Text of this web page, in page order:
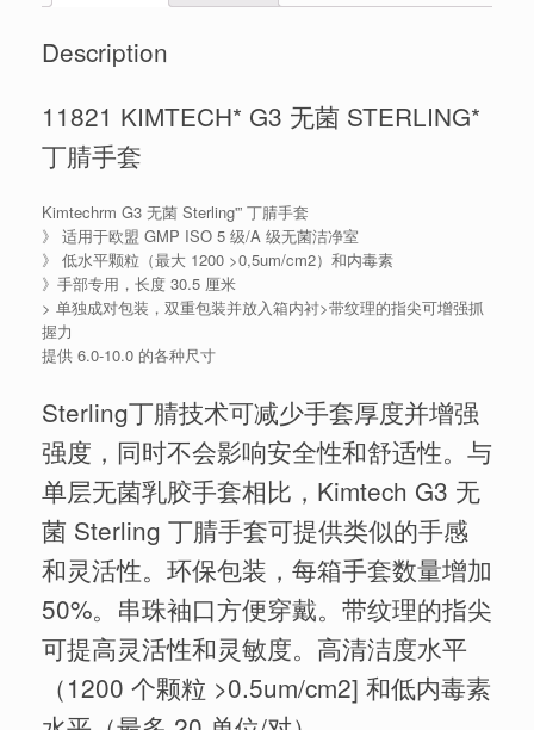
Description
11821 KIMTECH* G3 无菌 STERLING*
丁腈手套
Kimtechrm G3 无菌 Sterling'” 丁腈手套
》 适用于欧盟 GMP ISO 5 级/A 级无菌洁净室
》 低水平颗粒（最大 1200 >0,5um/cm2）和内毒素
》手部专用，长度 30.5 厘米
> 单独成对包装，双重包装并放入箱内衬>带纹理的指尖可增强抓
握力
提供 6.0-10.0 的各种尺寸
Sterling丁腈技术可减少手套厚度并增强
强度，同时不会影响安全性和舒适性。与
单层无菌乳胶手套相比，Kimtech G3 无
菌 Sterling 丁腈手套可提供类似的手感
和灵活性。 环保包装，每箱手套数量增加
50%。 串珠袖口方便穿戴。 带纹理的指尖
可提高灵活性和灵敏度。 高清洁度水平
（1200 个颗粒 >0.5um/cm2] 和低内毒素